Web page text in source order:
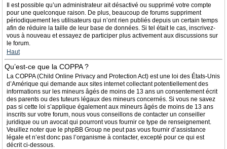
Il est possible qu’un administrateur ait désactivé ou supprimé votre compte
pour une quelconque raison. De plus, beaucoup de forums suppriment
périodiquement les utilisateurs qui n’ont rien publiés depuis un certain temps
afin de réduire la taille de leur base de données. Si tel était le cas, inscrivez-
vous à nouveau et essayez de participer plus activement aux discussions sur
le forum.
Haut
Qu’est-ce que la COPPA ?
La COPPA (Child Online Privacy and Protection Act) est une loi des États-Unis
d’Amérique qui demande aux sites internet collectant potentiellement des
informations sur les mineurs âgés de moins de 13 ans un consentement écrit
des parents ou des tuteurs légaux des mineurs concernés. Si vous ne savez
pas si cette loi s’applique également aux mineurs âgés de moins de 13 ans
inscrits sur votre forum, nous vous conseillons de contacter un conseiller
juridique ou un avocat qui pourront vous fournir ce type de renseignement.
Veuillez noter que le phpBB Group ne peut pas vous fournir d’assistance
légale et n’est donc pas l’organisme à contacter, excepté pour ce qui est
décrit ci-dessous.